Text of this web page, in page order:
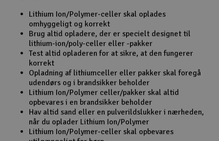
Outlet
Radio udstyr
Raketter
Scooter & elkøretøj
Slot racing
Smarthjem, leg og hobby
Lithium Ion/Polymer-celler skal oplades
omhyggeligt og korrekt
Brug altid opladere, der er specielt designet til
lithium-ion/poly-celler eller -pakker
Test altid opladeren for at sikre, at den fungerer
korrekt
Opladning af lithiumceller eller pakker skal foregå
udendørs og i brandsikker beholder
Lithium Ion/Polymer celler/pakker skal altid
opbevares i en brandsikker beholder
Hav altid sand eller en pulverildslukker i nærheden,
når du oplader Lithium Ion/Polymer
Lithium Ion/Polymer-celler skal opbevares